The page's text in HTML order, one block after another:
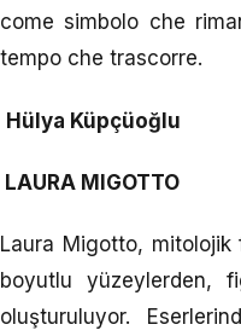
come simbolo che
tempo che trascorre.
Hülya Küpçüoğlu
LAURA MIGOTTO
Laura Migotto,
boyutlu
oluşturuluyor.